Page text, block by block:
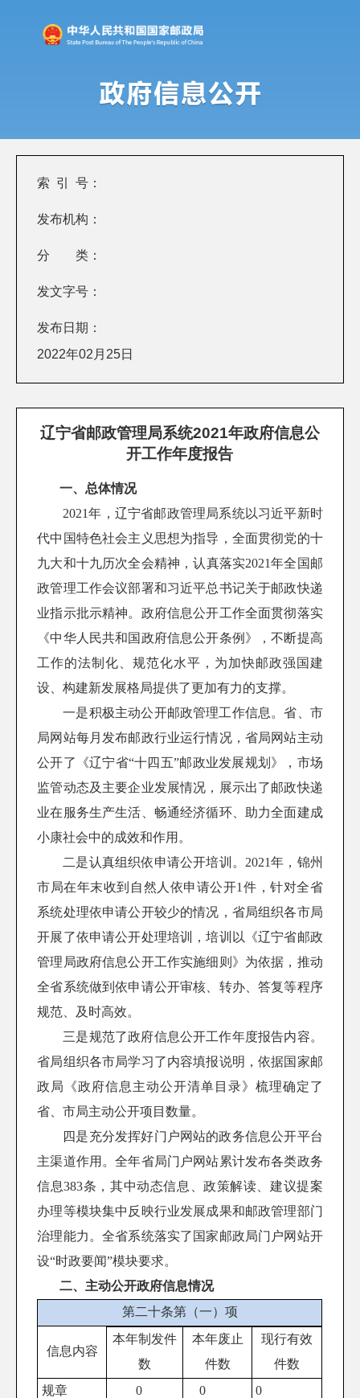
索 引 号：
发布机构：
分 类：
发文字号：
发布日期：
2022年02月25日
辽宁省邮政管理局系统2021年政府信息公
开工作年度报告
一、总体情况
2021年，辽宁省邮政管理局系统以习近平新时
代中国特色社会主义思想为指导，全面贯彻党的十
九大和十九历次全会精神，认真落实2021年全国邮
政管理工作会议部署和习近平总书记关于邮政快递
业指示批示精神。政府信息公开工作全面贯彻落实
《中华人民共和国政府信息公开条例》，不断提高
工作的法制化、规范化水平，为加快邮政强国建
设、构建新发展格局提供了更加有力的支撑。
一是积极主动公开邮政管理工作信息。省、市
局网站每月发布邮政行业运行情况， 省局网站主动
公开了《辽宁省“十四五”邮政业发展规划》，市场
监管动态及主要企业发展情况，展示出了邮政快递
业在服务生产生活、畅通经济循环、助力全面建成
小康社会中的成效和作用。
二是认真组织依申请公开培训。2021年， 锦州
市局在年末收到自然人依申请公开1件，针对全省
系统处理依申请公开较少的情况， 省局组织各市局
开展了依申请公开处理培训，培训以《辽宁省邮政
管理局政府信息公开工作实施细则》为依据，推动
全省系统做到依申请公开审核、转办、答复等程序
规范、及时高效。
三是规范了政府信息公开工作年度报告内容。
省局组织各市局学习了内容填报说明，依据国家邮
政局《政府信息主动公开清单目录》梳理确定了
省、市局主动公开项目数量。
四是充分发挥好门户网站的政务信息公开平台
主渠道作用。全年省局门户网站累计发布各类政务
信息383条，其中动态信息、政策解读、建议提案
办理等模块集中反映行业发展成果和邮政管理部门
治理能力。全省系统落实了国家邮政局门户网站开
设“时政要闻”模块要求。
二、主动公开政府信息情况
第二十条第（一）项
信息内容
本年制发件
数
本年废止
件数
现行有效
件数
规章
0 0
0